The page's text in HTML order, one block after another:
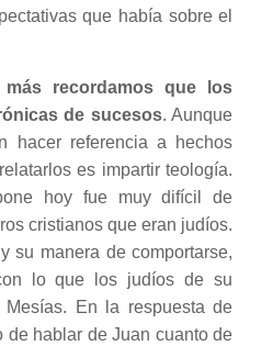
que había sobre el
más recordamos que los
de sucesos. Aunque
hacer referencia a hechos
es impartir teología.
hoy fue muy difícil de
cristianos que eran judíos.
su manera de comportarse,
lo que los judíos de su
En la respuesta de
de hablar de Juan cuanto de